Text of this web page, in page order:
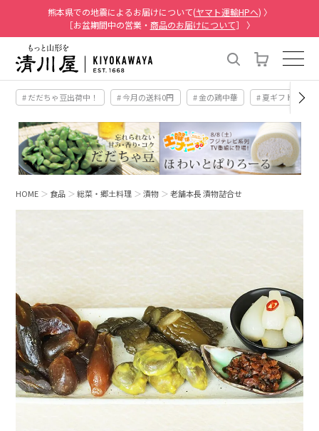
熊本県での地震によるお届けについて(ヤマト運輸HPへ) 〉
［お盆期間中の営業・ 商品のお届けについて］ 〉
# だだちゃ豆出荷中！ # 今月の送料0円 # 金の鶏中華 # 夏ギフト
HOME 食品 総菜・郷土料理 漬物 老舗本長 漬物詰合せ